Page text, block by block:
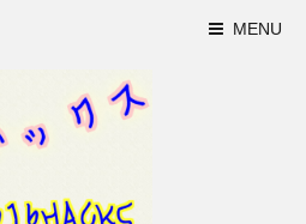
MENU